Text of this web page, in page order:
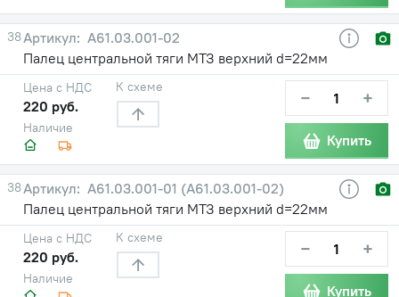
38
А61.03.001-02
Палец центральной тяги МТЗ верхний d=22мм
Наличие
Цена с НДС
220 руб.
К схеме − +
Купить
38
А61.03.001-01 (А61.03.001-02)
Палец центральной тяги МТЗ верхний d=22мм
Наличие
Цена с НДС
220 руб.
К схеме − +
Купить